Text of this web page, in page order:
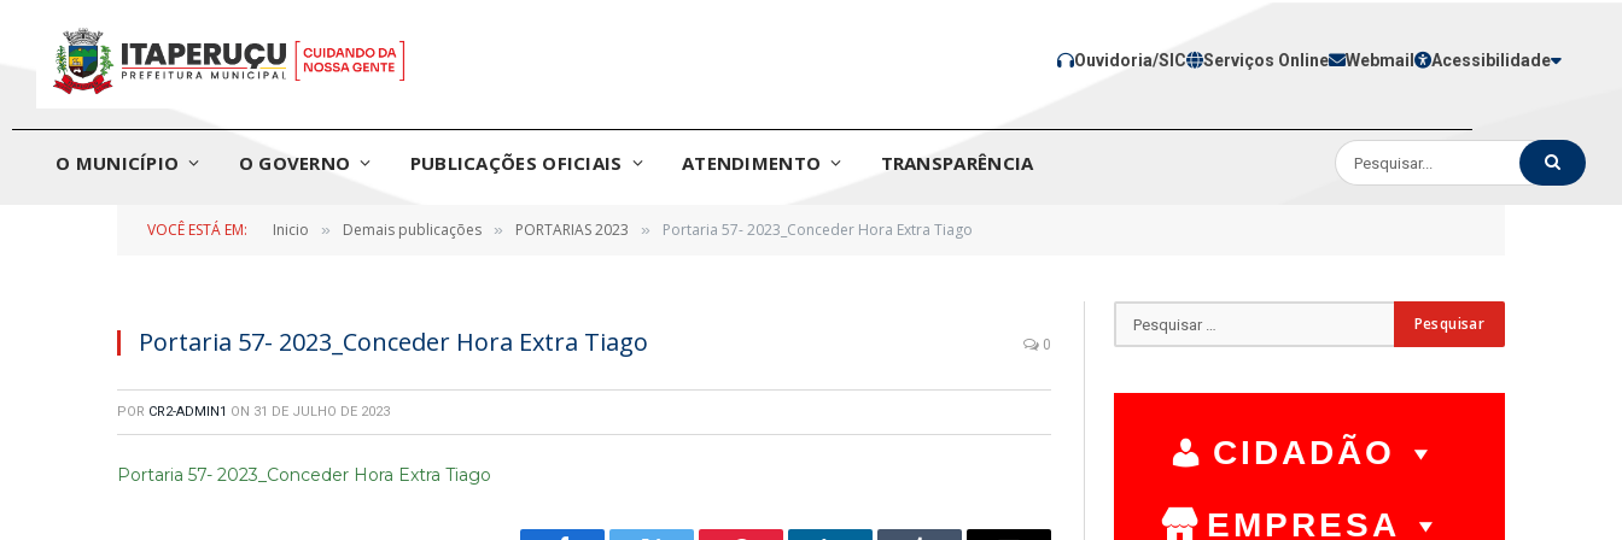
Ouvidoria/SIC Serviços Online Webmail Acessibilidade
O MUNICÍPIO O GOVERNO PUBLICAÇÕES OFICIAIS ATENDIMENTO TRANSPARÊNCIA
VOCÊ ESTÁ EM: Inicio » Demais publicações » PORTARIAS 2023 » Portaria 57- 2023_Conceder Hora Extra Tiago
Portaria 57- 2023_Conceder Hora Extra Tiago 0
POR CR2-ADMIN1 ON 31 DE JULHO DE 2023
Portaria 57- 2023_Conceder Hora Extra Tiago
CIDADÃO
EMPRESA